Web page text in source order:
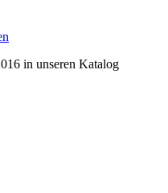
in unseren Katalog